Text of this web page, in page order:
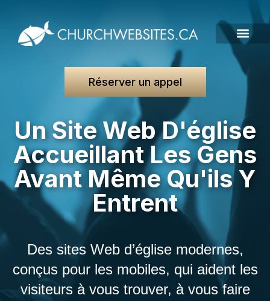
Réserver un appel
Un Site Web D'église
Accueillant Les Gens
Avant Même Qu'ils Y
Entrent
Des sites Web d’église modernes,
conçus pour les mobiles, qui aident les
visiteurs à vous trouver, à vous faire